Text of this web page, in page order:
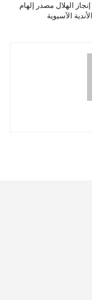
الهلال مصدر إلهام
الآسيوية